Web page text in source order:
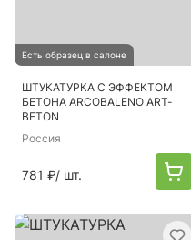
Есть образец в салоне
ШТУКАТУРКА С ЭФФЕКТОМ
БЕТОНА ARCOBALENO ART-
BETON
Россия
781 ₽/ шт.